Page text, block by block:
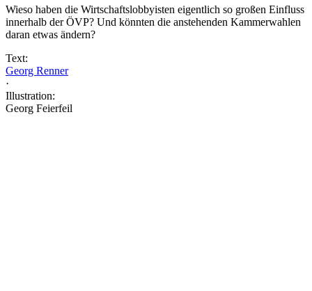
Wieso haben die Wirtschaftslobbyisten eigentlich so großen Einfluss
innerhalb der ÖVP? Und könnten die anstehenden Kammerwahlen
daran etwas ändern?
Text:
Georg Renner
·
Illustration:
Georg Feierfeil